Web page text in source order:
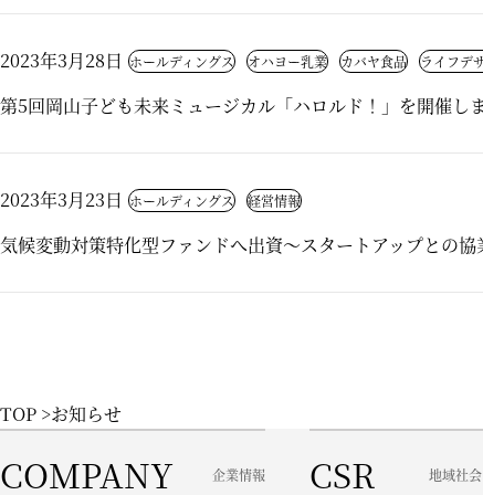
2023年3月28日 ホールディングス オハヨー乳業 カバヤ食品 ライフデ
第5回岡山子ども未来ミュージカル「ハロルド！」を開催し
2023年3月23日 ホールディングス 経営情報
気候変動対策特化型ファンドへ出資～スタートアップとの
TOP お知らせ
COMPANY 企業情報 CSR 地域社